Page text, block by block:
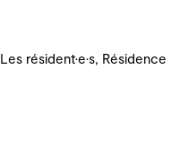
Les résident·e·s, Résidence